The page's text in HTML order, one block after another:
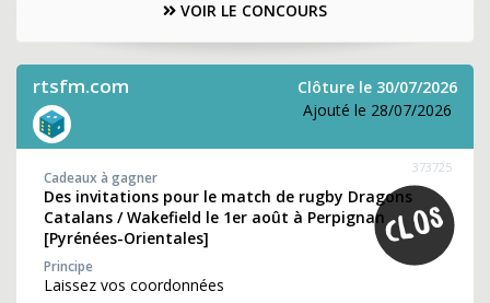
VOIR LE CONCOURS
rtsfm.com
Clôture le 30/07/2026
Ajouté le 28/07/2026
373725
Cadeaux à gagner
Des invitations pour le match de rugby Dragons
Catalans / Wakefield le 1er août à Perpignan
[Pyrénées-Orientales]
Principe
Laissez vos coordonnées